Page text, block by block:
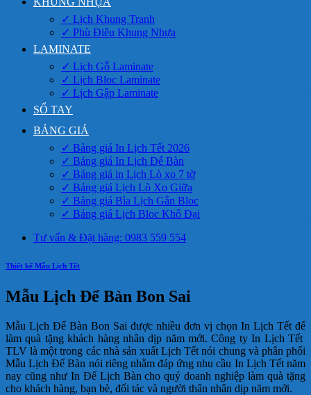
✓ Lịch Khung Tranh
✓ Phù Điêu Khung Nhựa
LAMINATE
✓ Lịch Gỗ Laminate
✓ Lịch Bloc Laminate
✓ Lịch Gập Laminate
SỔ TAY
BẢNG GIÁ
✓ Bảng giá In Lịch Tết 2026
✓ Bảng giá In Lịch Để Bàn
✓ Bảng giá in Lịch Lò xo 7 tờ
✓ Bảng giá Lịch Lò Xo Giữa
✓ Bảng giá Bìa Lịch Gắn Bloc
✓ Bảng giá Lịch Bloc Khổ Đại
Tư vấn & Đặt hàng: 0983 559 554
Thiết kế Mẫu Lịch Tết
Mẫu Lịch Để Bàn Bon Sai
Mẫu Lịch Để Bàn Bon Sai được nhiều đơn vị chọn In Lịch Tết để
làm quà tặng khách hàng nhân dịp năm mới. Công ty In Lịch Tết
TLV là một trong các nhà sản xuất Lịch Tết nói chung và phân phối
Mẫu Lịch Để Bàn nói riêng nhằm đáp ứng nhu cầu In Lịch Tết năm
nay cũng như In Để Lịch Bàn cho quý doanh nghiệp làm quà tặng
cho khách hàng, bạn bè, đối tác và người thân nhân dịp năm mới.